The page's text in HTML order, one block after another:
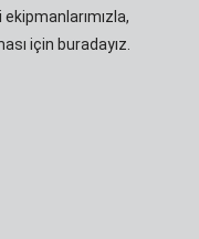
için buradayız.